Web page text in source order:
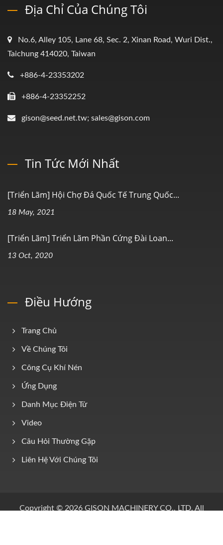
Địa Chỉ Của Chúng Tôi
No.6, Alley 105, Lane 68, Sec. 2, Xinan Road, Wuri Dist.,
Taichung 414020, Taiwan
+886-4-23353202
+886-4-23352252
gison@seed.net.tw; sales@gison.com
Tin Tức Mới Nhất
[Triển Lãm] Hội Chợ Đá Quốc Tế Trung Quốc...
18 May, 2021
[Triển Lãm] Triển Lãm Phần Cứng Đài Loan...
13 Oct, 2020
Điều Hướng
Trang Chủ
Về Chúng Tôi
Công Cụ Khí Nén
Ứng Dụng
Danh Mục Điện Tử
Video
Câu Hỏi Thường Gặp
Liên Hệ Với Chúng Tôi
Copyright © 2026 GISON MACHINERY CO., LTD. All